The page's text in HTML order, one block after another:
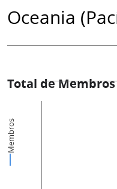
Oceania
Total de
Membros